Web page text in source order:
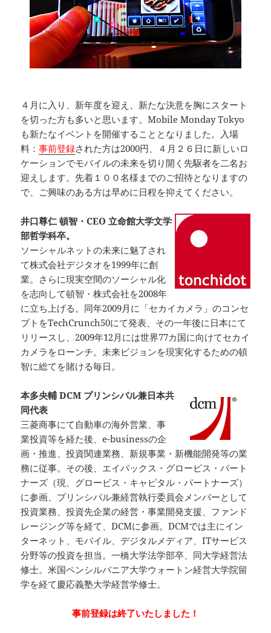
４月に入り、新年度を迎え、新たな決意を胸にスタート
を切った方も多いと思います。Mobile Monday Tokyo
も新たなイベントを開催することとなりました。入場
料：事前登録された方は2000円、４月２６日に新しいロ
ケーションでモバイルの未来を切り開く先駆者を二名お
迎えします。先着１００名様までのご招待となりますの
で、ご興味のある方は早めに日程を抑えてください。
井口尊仁 頓智・CEO 立命館大学文学
部哲学科卒。
ソーシャルネットの未来に魅了され
て株式会社デジタオを1999年に創
業。さらに現実空間のソーシャル化
を志向して頓智・株式会社を2008年
に立ち上げる。同年2009月に「セカイカメラ」のコンセ
プトをTechCrunch50にて発表、その一年後に日本にて
リリースし、2009年12月には世界77カ国に向けてセカイ
カメラをローンチ。未来ビジョンを現実化するための頓
智に総てを賭ける毎日。
本多央輔 DCM プリンシパル兼日本共
同代表
三菱商事にて自動車の海外営業、事
業投資等を経た後、e-businessの企
画・推進、投資関連業務、新規事業・新機能開発等の業
務に従事。その後、エイパックス・グロービス・パート
ナーズ（現、グロービス・キャピタル・パートナーズ）
に参画、プリンシパル兼経営執行委員会メンバーとして
投資業務、投資先企業の経営・事業開発支援、ファンド
レージング等を経て、DCMに参画。DCMでは主にイン
ターネット、モバイル、デジタルメディア、ITサービス
分野等の投資を担当。一橋大学法学部卒、同大学経営法
修士。米国ペンシルバニア大学ウォートン経営大学院留
学を経て慶応義塾大学経営学修士。
事前登録は終了いたしました！